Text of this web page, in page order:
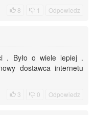
8 1 Odpowiedz
. Było o wiele lepiej .
dostawca internetu
3 0 Odpowiedz